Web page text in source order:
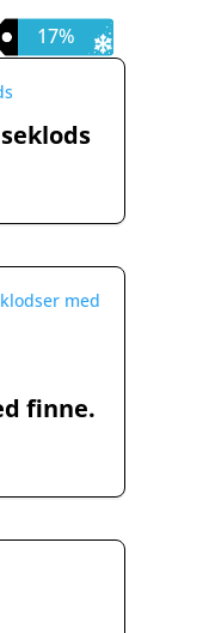
34%
kr..
17%
finne.